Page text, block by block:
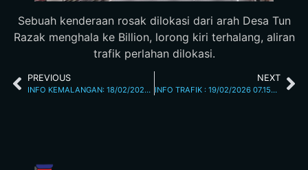
Sebuah kenderaan rosak dilokasi dari arah Desa Tun
Razak menghala ke Billion, lorong kiri terhalang, aliran
trafik perlahan dilokasi.
PREVIOUS
INFO KEMALANGAN: 18/02/2026 03.50PM JALAN DAMANSARA
NEXT
INFO TRAFIK : 19/02/2026 07.15AM